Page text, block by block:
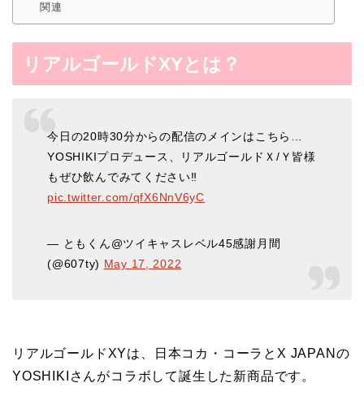
関連
リアルゴールドXYとは？
今日の20時30分からの配信のメインはこちら…
YOSHIKIプロデュース、リアルゴールドＸ/Ｙ皆様
もぜひ飲んでみてください‼︎
pic.twitter.com/qfX6NnV6yC
— ともくん@ツイキャスレベル45感謝月間
(@607ty) May 17, 2022
リアルゴールドXYは、日本コカ・コーラとX JAPANの
YOSHIKIさんがコラボして誕生した新商品です。